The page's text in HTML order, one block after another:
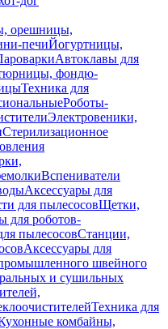
орешницы,
печиЙогуртницы,
Автоклавы для
фондю-
Техника для
Роботы-
Электровеники,
Стерилизационное
Вспениватели
Аксессуары для
для пылесосовЩетки,
для роботов-
пылесосовСтанции,
Аксессуары для
швейного
и сушильных
Техника для
комбайны,